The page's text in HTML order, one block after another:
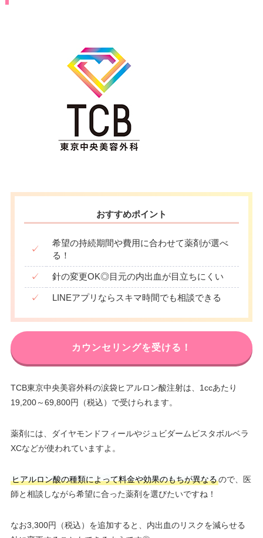
おすすめポイント
✓
希望の持続期間や費用に合わせて薬剤が選べ
る！
✓ 針の変更OK◎目元の内出血が目立ちにくい
✓ LINEアプリならスキマ時間でも相談できる
カウンセリングを受ける！
TCB東京中央美容外科の涙袋ヒアルロン酸注射は、1ccあたり
19,200～69,800円（税込）で受けられます。
薬剤には、ダイヤモンドフィールやジュビダームビスタボルベラ
XCなどが使われていますよ。
ヒアルロン酸の種類によって料金や効果のもちが異なるので、医
師と相談しながら希望に合った薬剤を選びたいですね！
なお3,300円（税込）を追加すると、内出血のリスクを減らせる